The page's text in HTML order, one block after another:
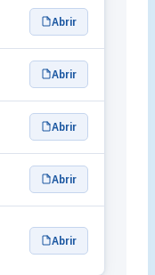
Abrir
Abrir
Abrir
Abrir
Abrir